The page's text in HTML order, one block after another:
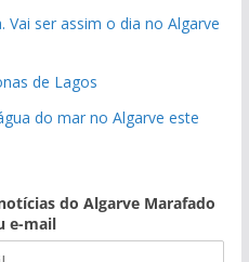
ser assim o dia no Algarve
de Lagos
do mar no Algarve este
do Algarve Marafado
e-mail